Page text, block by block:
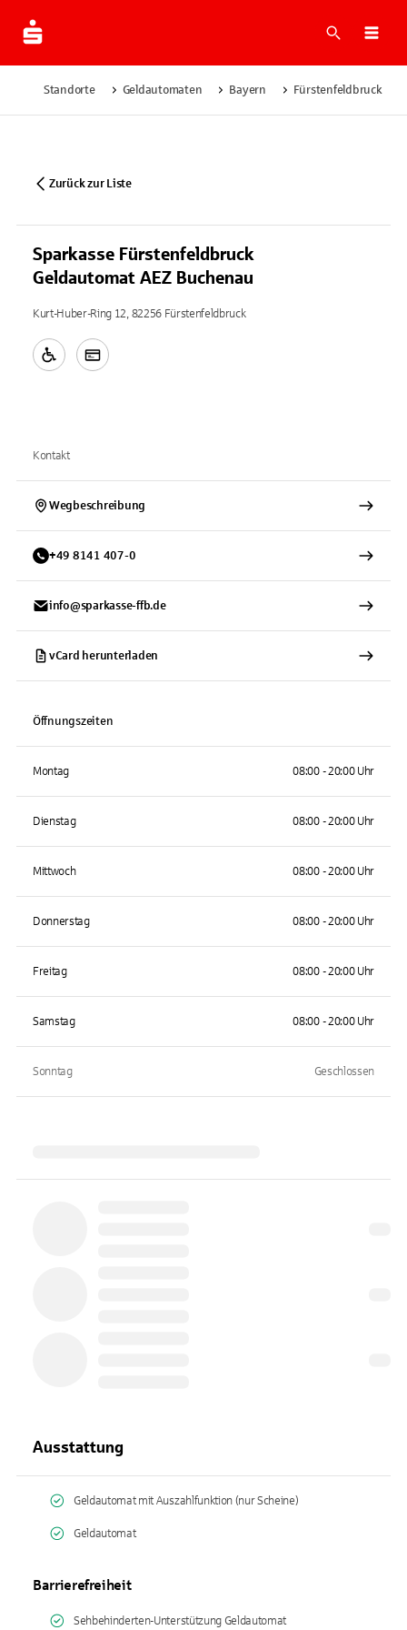
Suche
Standorte Geldautomaten Bayern Fürstenfeldbruck
Zurück zur Liste
Sparkasse Fürstenfeldbruck
Geldautomat AEZ Buchenau
Kurt-Huber-Ring 12, 82256 Fürstenfeldbruck
Kontakt
Wegbeschreibung
+49 8141 407-0
info@sparkasse-ffb.de
vCard herunterladen
Öffnungszeiten
Montag 08:00 - 20:00 Uhr
Dienstag 08:00 - 20:00 Uhr
Mittwoch 08:00 - 20:00 Uhr
Donnerstag 08:00 - 20:00 Uhr
Freitag 08:00 - 20:00 Uhr
Samstag 08:00 - 20:00 Uhr
Sonntag Geschlossen
Ausstattung
Geldautomat mit Auszahlfunktion (nur Scheine)
Geldautomat
Barrierefreiheit
Sehbehinderten-Unterstützung Geldautomat